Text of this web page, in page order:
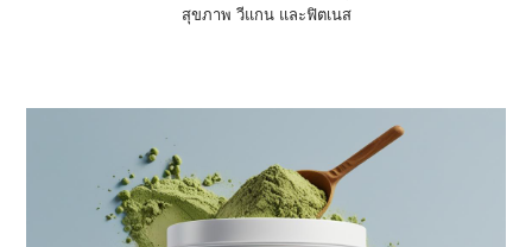
สุขภาพ วีแกน และฟิตเนส